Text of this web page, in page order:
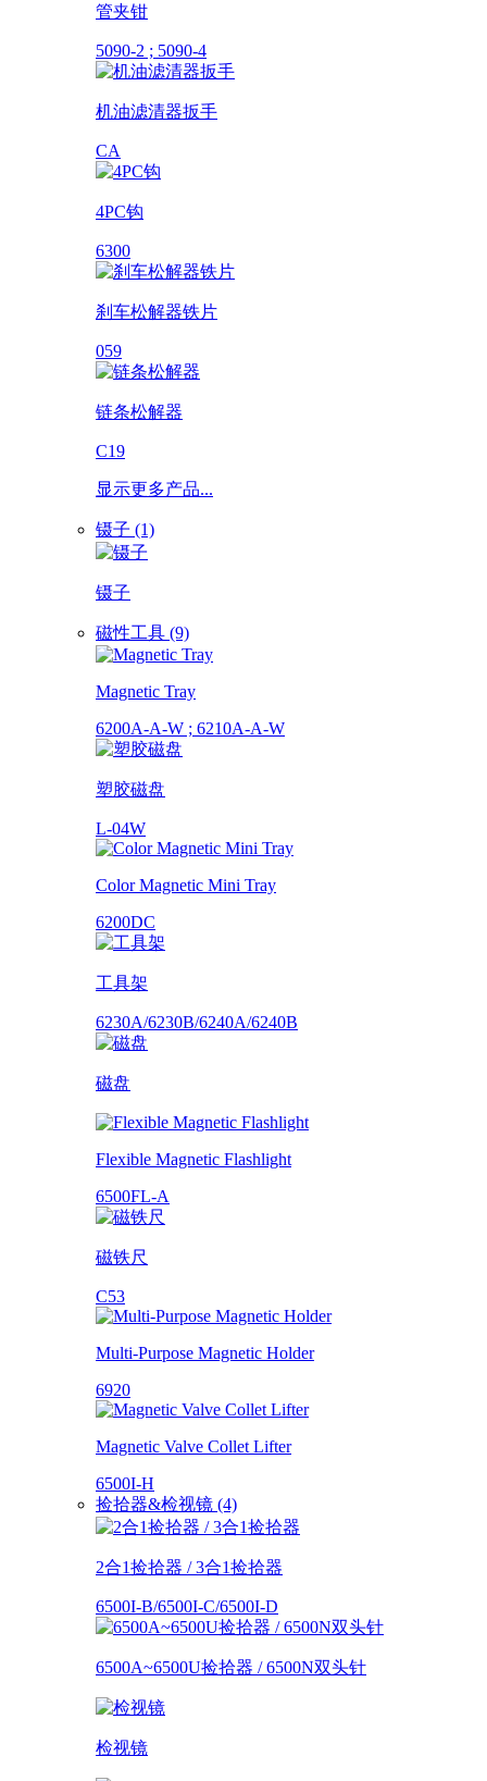
管夹钳
5090-2 ; 5090-4
机油滤清器扳手
CA
4PC钩
6300
刹车松解器铁片
059
链条松解器
C19
显示更多产品...
镊子 (1)
镊子
磁性工具 (9)
Magnetic Tray
6200A-A-W ; 6210A-A-W
塑胶磁盘
L-04W
Color Magnetic Mini Tray
6200DC
工具架
6230A/6230B/6240A/6240B
磁盘
Flexible Magnetic Flashlight
6500FL-A
磁铁尺
C53
Multi-Purpose Magnetic Holder
6920
Magnetic Valve Collet Lifter
6500I-H
捡拾器&检视镜 (4)
2合1捡拾器 / 3合1捡拾器
6500I-B/6500I-C/6500I-D
6500A~6500U捡拾器 / 6500N双头针
检视镜